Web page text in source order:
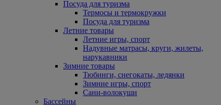
Посуда для туризма
Термосы и термокружки
Посуда для туризма
Летние товары
Летние игры, спорт
Надувные матрасы, круги, жилеты,
нарукавники
Зимние товары
Тюбинги, снегокаты, ледянки
Зимние игры, спорт
Сани-волокуши
Бассейны